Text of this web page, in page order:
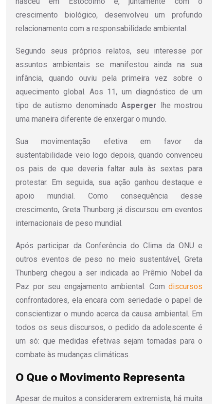
crescimento biológico, desenvolveu um profundo
relacionamento com a responsabilidade ambiental.
Segundo seus próprios relatos, seu interesse por
assuntos ambientais se manifestou ainda na sua
infância, quando ouviu pela primeira vez sobre o
aquecimento global. Aos 11, um diagnóstico de um
tipo de autismo denominado Asperger lhe mostrou
uma maneira diferente de enxergar o mundo.
Sua movimentação efetiva em favor da
sustentabilidade veio logo depois, quando convenceu
os pais de que deveria faltar aula às sextas para
protestar. Em seguida, sua ação ganhou destaque e
apoio mundial. Como consequência desse
crescimento, Greta Thunberg já discursou em eventos
internacionais de peso mundial.
Após participar da Conferência do Clima da ONU e
outros eventos de peso no meio sustentável, Greta
Thunberg chegou a ser indicada ao Prêmio Nobel da
Paz por seu engajamento ambiental. Com discursos
confrontadores, ela encara com seriedade o papel de
conscientizar o mundo acerca da causa ambiental. Em
todos os seus discursos, o pedido da adolescente é
um só: que medidas efetivas sejam tomadas para o
combate às mudanças climáticas.
O Que o Movimento Representa
Apesar de muitos a considerarem extremista, há muita